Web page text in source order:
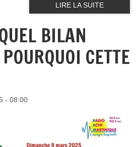
LIRE LA SUITE
BILAN
CETTE
- 08:00